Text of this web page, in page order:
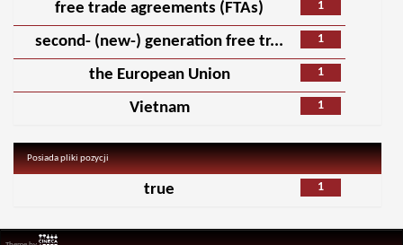
1
free trade agreements (FTAs)
1
second- (new-) generation free tr...
1
the European Union
1
Vietnam
Posiada pliki pozycji
1
true